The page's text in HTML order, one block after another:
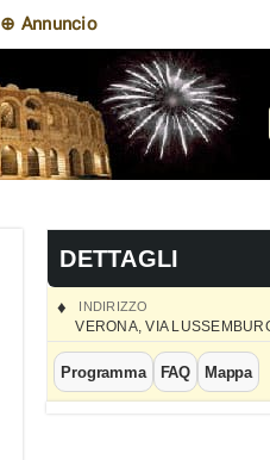
⊕ Annuncio
DETTAGLI
INDIRIZZO
VERONA,VIA
Programma FAQ Mappa